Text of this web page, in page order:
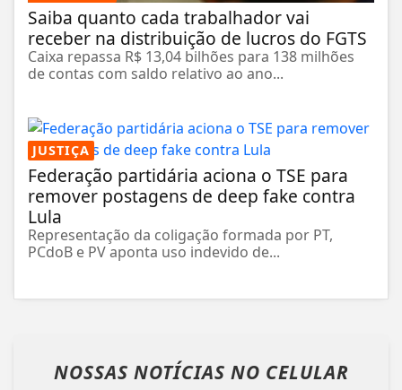
Saiba quanto cada trabalhador vai
receber na distribuição de lucros do FGTS
Caixa repassa R$ 13,04 bilhões para 138 milhões
de contas com saldo relativo ao ano...
JUSTIÇA
Federação partidária aciona o TSE para
remover postagens de deep fake contra
Lula
Representação da coligação formada por PT,
PCdoB e PV aponta uso indevido de...
NOSSAS NOTÍCIAS NO CELULAR